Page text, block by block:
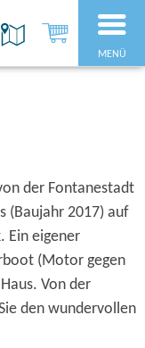
MENÜ
der Fontanestadt
(Baujahr 2017) auf
Ein eigener
(Motor gegen
Von der
den wundervollen